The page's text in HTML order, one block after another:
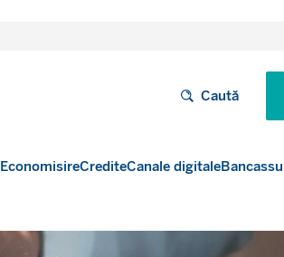
Caută
EconomisireCrediteCanale digitale